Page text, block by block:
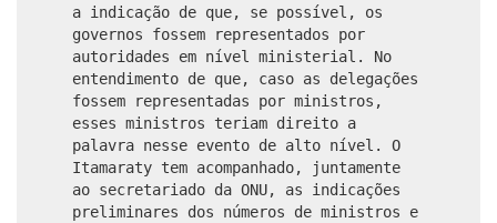
a indicação de que, se possível, os
governos fossem representados por
autoridades em nível ministerial. No
entendimento de que, caso as delegações
fossem representadas por ministros,
esses ministros teriam direito a
palavra nesse evento de alto nível. O
Itamaraty tem acompanhado, juntamente
ao secretariado da ONU, as indicações
preliminares dos números de ministros e